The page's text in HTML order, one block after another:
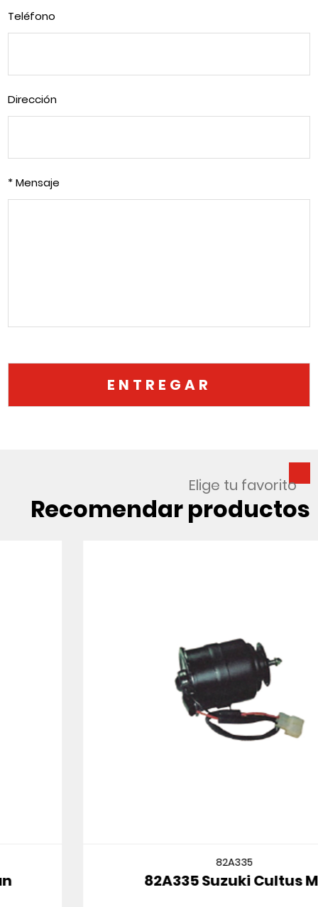
Teléfono
Dirección
* Mensaje
Elige tu favorito
Recomendar productos
82A335 Suzuki Cultus Mt